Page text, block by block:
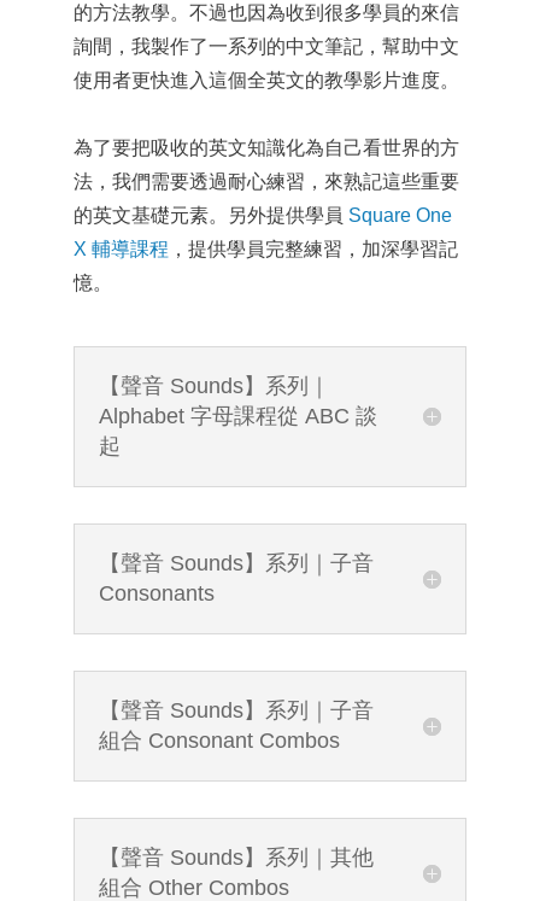
的方法教學。不過也因為收到很多學員的來信
詢間，我製作了一系列的中文筆記，幫助中文
使用者更快進入這個全英文的教學影片進度。
為了要把吸收的英文知識化為自己看世界的方
法，我們需要透過耐心練習，來熟記這些重要
的英文基礎元素。另外提供學員 Square One
X 輔導課程 ，提供學員完整練習，加深學習記
憶。
【聲音 Sounds】系列｜
Alphabet 字母課程從 ABC 談
起
【聲音 Sounds】系列｜子音
Consonants
【聲音 Sounds】系列｜子音
組合 Consonant Combos
【聲音 Sounds】系列｜其他
組合 Other Combos